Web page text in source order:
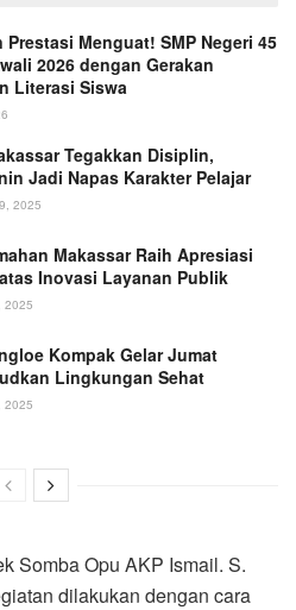
Menguat! SMP Negeri 45
2026 dengan Gerakan
Literasi Siswa
Tegakkan Disiplin,
Jadi Napas Karakter Pelajar
2025
Makassar Raih Apresiasi
Inovasi Layanan Publik
2025
Kompak Gelar Jumat
Lingkungan Sehat
2025
Somba Opu AKP Ismail. S.
dilakukan dengan cara